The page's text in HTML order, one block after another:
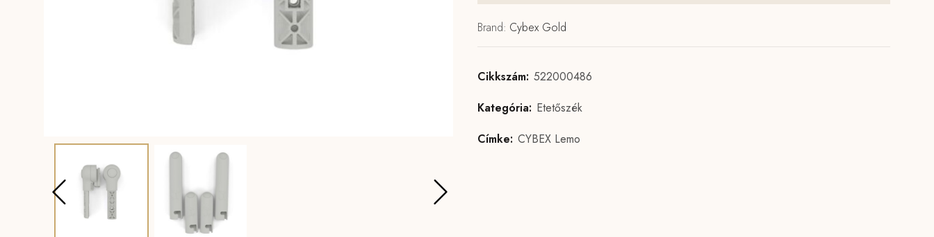
Brand: Cybex Gold
Cikkszám: 522000486
Kategória: Etetőszék
Címke: CYBEX Lemo